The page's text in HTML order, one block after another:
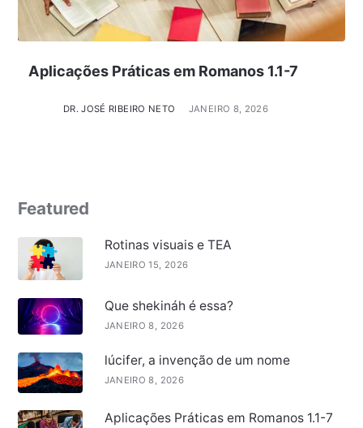
Aplicações Práticas em Romanos 1.1-7
DR. JOSÉ RIBEIRO NETO JANEIRO 8, 2026
Featured
Rotinas visuais e TEA
JANEIRO 15, 2026
Que shekináh é essa?
JANEIRO 8, 2026
lúcifer, a invenção de um nome
JANEIRO 8, 2026
Aplicações Práticas em Romanos 1.1-7